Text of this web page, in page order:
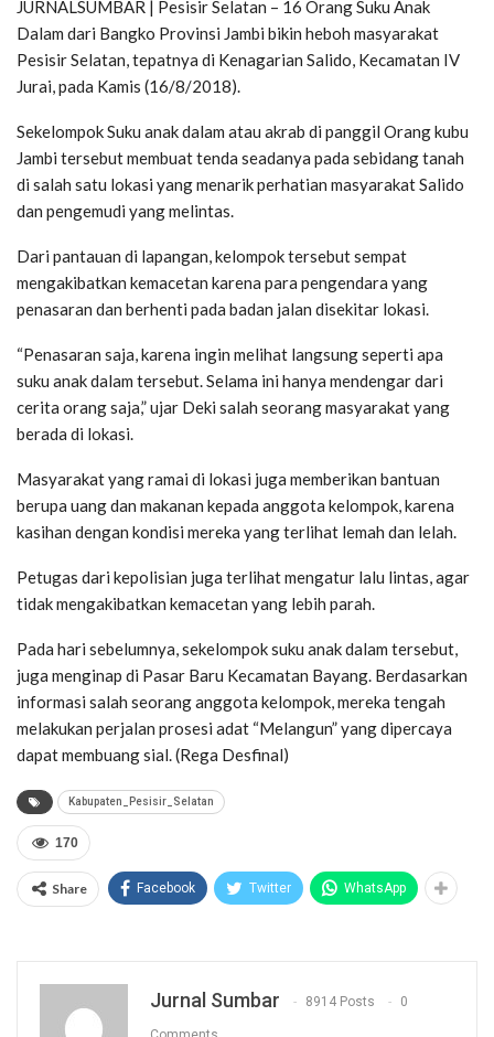
JURNALSUMBAR | Pesisir Selatan – 16 Orang Suku Anak
Dalam dari Bangko Provinsi Jambi bikin heboh masyarakat
Pesisir Selatan, tepatnya di Kenagarian Salido, Kecamatan IV
Jurai, pada Kamis (16/8/2018).
Sekelompok Suku anak dalam atau akrab di panggil Orang kubu
Jambi tersebut membuat tenda seadanya pada sebidang tanah
di salah satu lokasi yang menarik perhatian masyarakat Salido
dan pengemudi yang melintas.
Dari pantauan di lapangan, kelompok tersebut sempat
mengakibatkan kemacetan karena para pengendara yang
penasaran dan berhenti pada badan jalan disekitar lokasi.
“Penasaran saja, karena ingin melihat langsung seperti apa
suku anak dalam tersebut. Selama ini hanya mendengar dari
cerita orang saja,” ujar Deki salah seorang masyarakat yang
berada di lokasi.
Masyarakat yang ramai di lokasi juga memberikan bantuan
berupa uang dan makanan kepada anggota kelompok, karena
kasihan dengan kondisi mereka yang terlihat lemah dan lelah.
Petugas dari kepolisian juga terlihat mengatur lalu lintas, agar
tidak mengakibatkan kemacetan yang lebih parah.
Pada hari sebelumnya, sekelompok suku anak dalam tersebut,
juga menginap di Pasar Baru Kecamatan Bayang. Berdasarkan
informasi salah seorang anggota kelompok, mereka tengah
melakukan perjalan prosesi adat “Melangun” yang dipercaya
dapat membuang sial. (Rega Desfinal)
Kabupaten_Pesisir_Selatan
170
Share Facebook Twitter WhatsApp
Jurnal Sumbar 8914 Posts 0